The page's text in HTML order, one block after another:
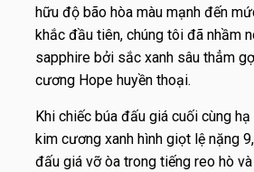
hữu độ bão hòa màu mạnh đến
khắc đầu tiên, chúng tôi đã nhầm
sapphire bởi sắc xanh sâu thẳm
cương Hope huyền thoại.
Khi chiếc búa đấu giá cuối cùng
kim cương xanh hình giọt lệ nặng
đấu giá vỡ òa trong tiếng reo hò